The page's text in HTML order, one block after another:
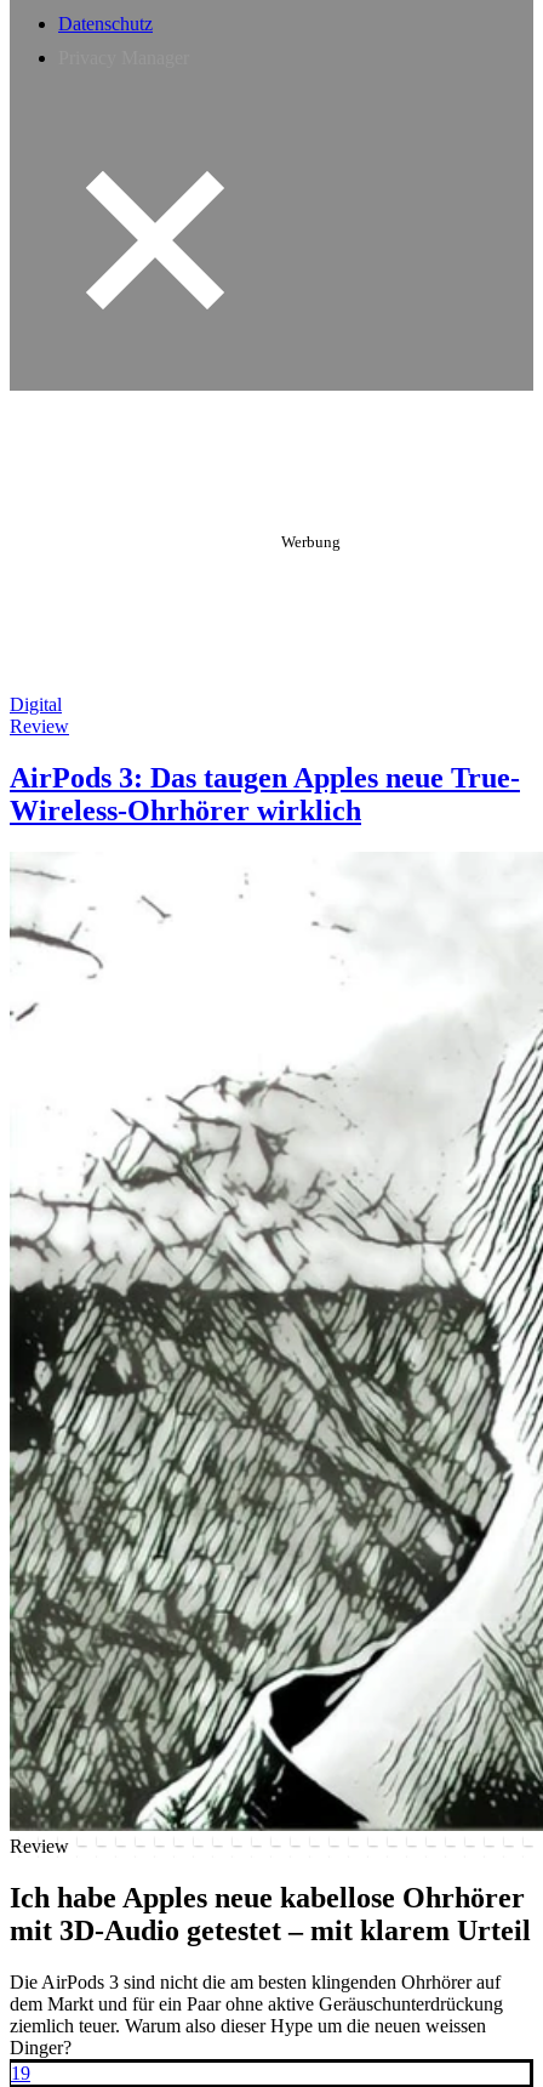
Datenschutz
Digital
Review
AirPods 3: Das taugen Apples neue True-
Wireless-Ohrhörer wirklich
Review
Ich habe Apples neue kabellose Ohrhörer
mit 3D-Audio getestet – mit klarem Urteil
Die AirPods 3 sind nicht die am besten klingenden Ohrhörer auf
dem Markt und für ein Paar ohne aktive Geräuschunterdrückung
ziemlich teuer. Warum also dieser Hype um die neuen weissen
Dinger?
19